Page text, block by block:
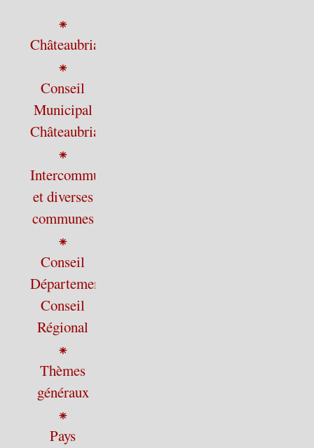
⁕
Châteaubriant
⁕
Conseil
Municipal
Châteaubriant
⁕
Intercommunalité
et diverses
communes
⁕
Conseil
Départemental,
Conseil
Régional
⁕
Thèmes
généraux
⁕
Pays